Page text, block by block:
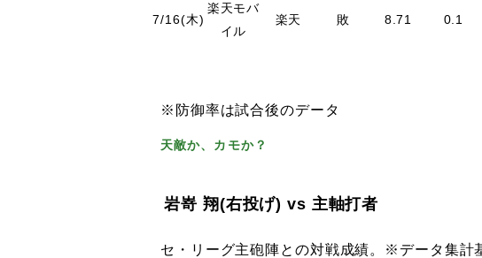
7/16(木)
楽天モバ
イル
楽天 敗 8.71 0.1
※防御率は試合後のデータ
天敵か、カモか？
岩嵜 翔(右投げ) vs 主軸打者
セ・リーグ主砲陣との対戦成績。※データ集計